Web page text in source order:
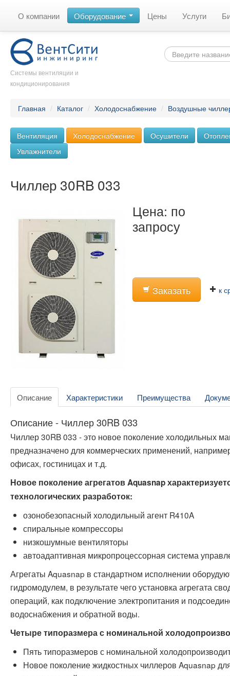
О компании Оборудование Цены Услуги
Системы вентиляции и
кондиционирования
Главная / Каталог / Холодоснабжение / Воздушные
Вентиляция Холодоснабжение Осушители
Увлажнители
Чиллер 30RB 033
Цена: по
запросу
Заказать к
Описание Характеристики Преимущества
Описание - Чиллер 30RB 033
Чиллер 30RB 033 - это новое поколение холодильных
предназначено для коммерческих применений,
офисах, гостиницах и т.д.
Новое поколение агрегатов Aquasnap
технологических разработок:
озонобезопасный холодильный агент R410A
спиральные компрессоры
низкошумные вентиляторы
автоадаптивная микропроцессорная система
Агрегаты Aquasnap в стандартном исполнении
гидромодулем, в результате чего установка агрегата
операций, как подключение электропитания и
водоснабжения и обратной воды.
Четыре типоразмера с номинальной
Пять типоразмеров с номинальной
Новое поколение жидкостных чиллеров Aquasnap